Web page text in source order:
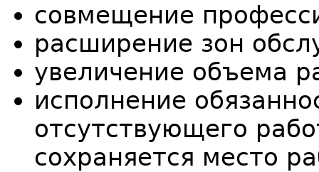
совмещение
расширение зон
увеличение объема
исполнение
отсутствующего
сохраняется место